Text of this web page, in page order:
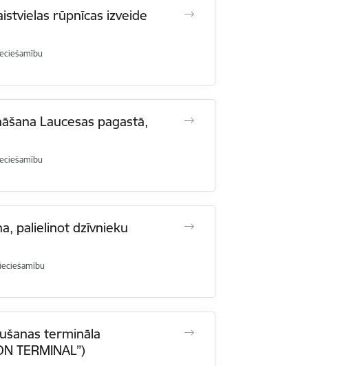
rūpnīcas izveide
Laucesas pagastā,
palielinot dzīvnieku
termināla
TERMINAL”)